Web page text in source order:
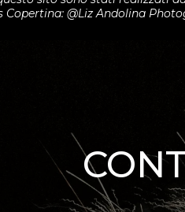
Copertina: @Liz Andolina